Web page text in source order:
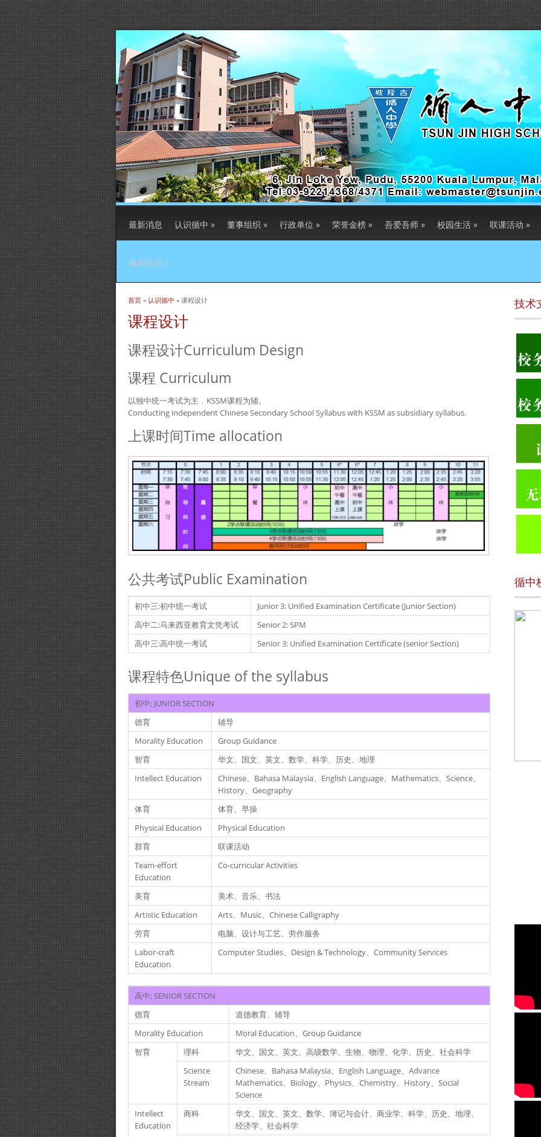
最新消息 认识循中 » 董事组织 » 行政单位 » 荣誉金榜 » 吾爱吾师 » 校园生活 » 联课活动 »
逾期讯息 »
当前位置
首页 » 认识循中 » 课程设计
课程设计
课程设计Curriculum Design
课程 Curriculum
以独中统一考试为主﹐KSSM课程为辅。
Conducting independent Chinese Secondary School Syllabus with KSSM as subsidiary syllabus.
上课时间Time allocation
公共考试Public Examination
初中三:初中统一考试
Junior 3: Unified Examination Certificate (Junior Section)
高中二:马来西亚教育文凭考试
Senior 2: SPM
高中三:高中统一考试
Senior 3: Unified Examination Certificate (senior Section)
课程特色Unique of the syllabus
初中; JUNIOR SECTION
德育
辅导
Morality Education
Group Guidance
智育
华文、国文、英文、数学、科学、历史、地理
Intellect Education
Chinese、Bahasa Malaysia、English Language、Mathematics、Science、
History、Geography
体育
体育、早操
Physical Education
Physical Education
群育
联课活动
Team-effort
Education
Co-curricular Activities
美育
美术、音乐、书法
Artistic Education
Arts、Music、Chinese Calligraphy
劳育
电脑、设计与工艺、劳作服务
Labor-craft
Education
Computer Studies、Design & Technology、Community Services
高中; SENIOR SECTION
德育
道德教育、辅导
Morality Education
Moral Education、Group Guidance
智育
理科
华文、国文、英文、高级数学、生物、物理、化学、历史、社会科学
Science
Stream
Chinese、Bahasa Malaysia、English Language、Advance
Mathematics、Biology、Physics、Chemistry、History、Social
Science
Intellect
Education
商科
华文、国文、英文、数学、簿记与会计、商业学、科学、历史、地理、
经济学、社会科学
技术
循中